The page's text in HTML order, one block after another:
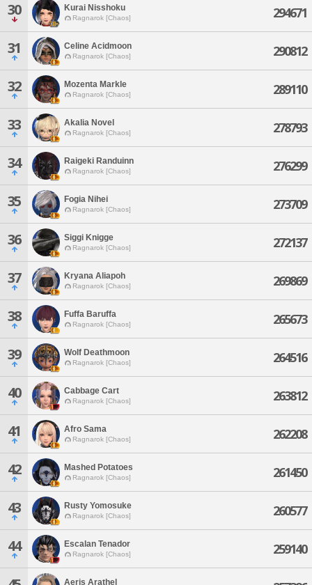
30 Kurai Nisshoku
Ragnarok [Chaos] 294671
31 Celine Acidmoon
Ragnarok [Chaos] 290812
32 Mozenta Markle
Ragnarok [Chaos] 289110
33 Akalia Novel
Ragnarok [Chaos] 278793
34 Raigeki Randuinn
Ragnarok [Chaos] 276299
35 Fogia Nihei
Ragnarok [Chaos] 273709
36 Siggi Knigge
Ragnarok [Chaos] 272137
37 Kryana Aliapoh
Ragnarok [Chaos] 269869
38 Fuffa Baruffa
Ragnarok [Chaos] 265673
39 Wolf Deathmoon
Ragnarok [Chaos] 264516
40 Cabbage Cart
Ragnarok [Chaos] 263812
41 Afro Sama
Ragnarok [Chaos] 262208
42 Mashed Potatoes
Ragnarok [Chaos] 261450
43 Rusty Yomosuke
Ragnarok [Chaos] 260577
44 Escalan Tenador
Ragnarok [Chaos] 259140
Aeris Arathel